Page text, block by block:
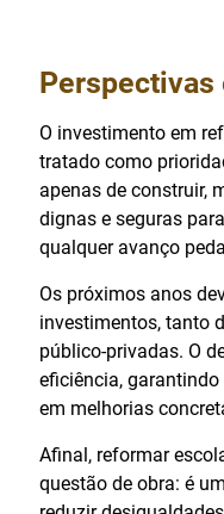
Perspectivas
O investimento em
tratado como
apenas de construir,
dignas e seguras
qualquer avanço
Os próximos anos
investimentos, tanto
público-privadas. O
eficiência,
em melhorias
Afinal, reformar
questão de obra: é